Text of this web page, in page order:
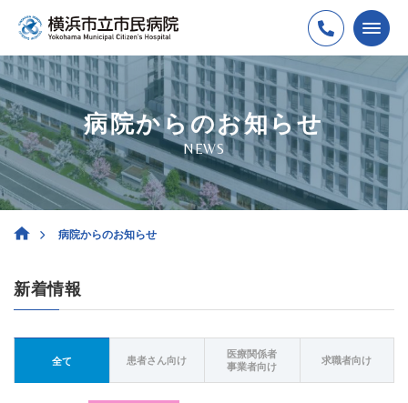
病院からのお知らせ
NEWS
病院からのお知らせ
新着情報
全て 患者さん向け
医療関係者
事業者向け
求職者向け